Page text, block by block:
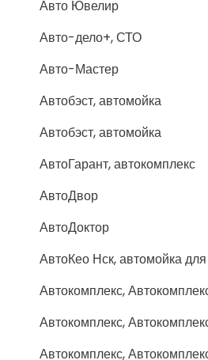
Авто Ювелир
Авто-дело+, СТО
Авто-Мастер
Автобэст, автомойка
Автобэст, автомойка
АвтоГарант, автокомплекс
АвтоДвор
АвтоДоктор
АвтоКео Нск, автомойка для
Автокомплекс,
Автокомплекс,
Автокомплекс,